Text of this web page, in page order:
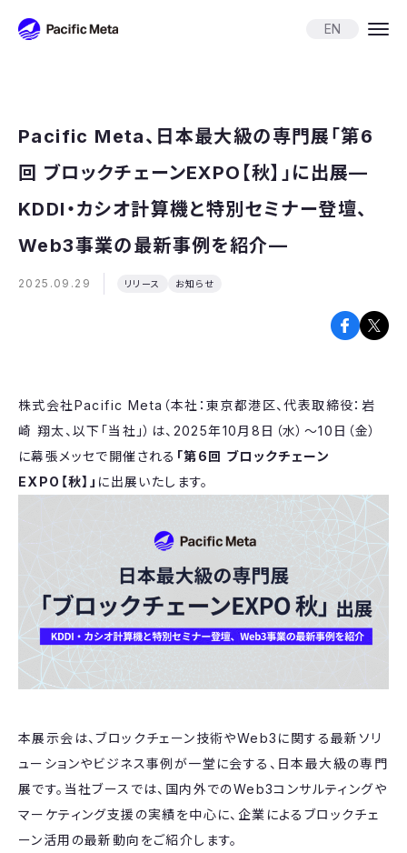
EN
Pacific Meta、日本最大級の専門展「第6
回 ブロックチェーンEXPO【秋】」に出展—
KDDI・カシオ計算機と特別セミナー登壇、
Web3事業の最新事例を紹介—
2025.09.29 リリース お知らせ
株式会社Pacific Meta（本社：東京都港区、代表取締役：岩
崎 翔太、以下「当社」）は、2025年10月8日（水）～10日（金）
に幕張メッセで開催される 「第6回 ブロックチェーン
EXPO【秋】」 に出展いたします。
本展示会は、ブロックチェーン技術やWeb3に関する最新ソリ
ューションやビジネス事例が一堂に会する、日本最大級の専門
展です。当社ブースでは、国内外でのWeb3コンサルティングや
マーケティング支援の実績を中心に、企業によるブロックチェ
ーン活用の最新動向をご紹介します。